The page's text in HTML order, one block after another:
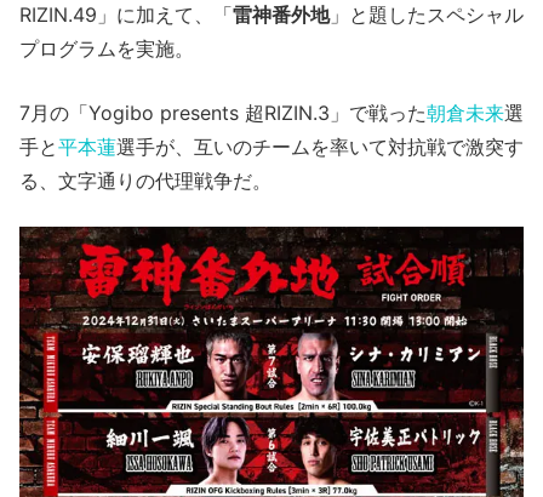
RIZIN.49」に加えて、「雷神番外地」と題したスペシャル
プログラムを実施。
7月の「Yogibo presents 超RIZIN.3」で戦った朝倉未来選
手と平本蓮選手が、互いのチームを率いて対抗戦で激突す
る、文字通りの代理戦争だ。